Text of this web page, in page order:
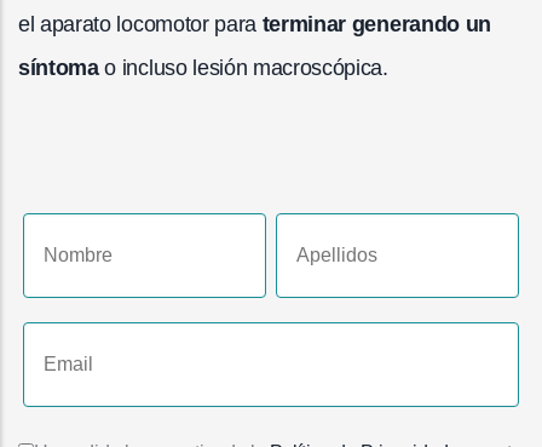
el aparato locomotor para terminar generando un
síntomao incluso lesión macroscópica.